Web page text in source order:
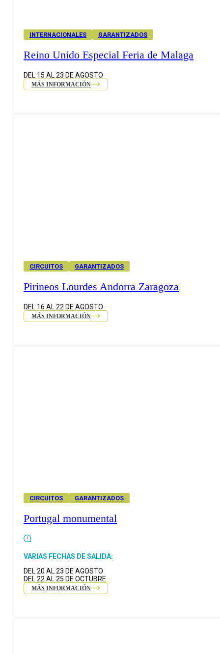
INTERNACIONALES GARANTIZADOS
Reino Unido Especial Feria de Malaga
DEL 15 AL 23 DE AGOSTO
MÁS INFORMACIÓN
CIRCUITOS GARANTIZADOS
Pirineos Lourdes Andorra Zaragoza
DEL 16 AL 22 DE AGOSTO
MÁS INFORMACIÓN
CIRCUITOS GARANTIZADOS
Portugal monumental
VARIAS FECHAS DE SALIDA:
DEL 20 AL 23 DE AGOSTO
DEL 22 AL 25 DE OCTUBRE
MÁS INFORMACIÓN